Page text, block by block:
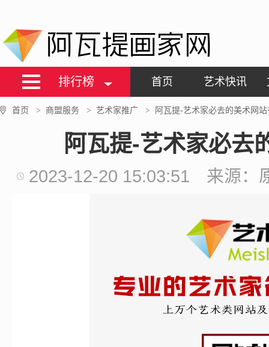
阿瓦提画家网
排行榜 首页 艺术快讯
首页 > 商盟服务 > 艺术家推广 > 阿瓦提-艺术家必去的美术网
阿瓦提-艺术家必去
2023-12-20 15:03:51 来源：